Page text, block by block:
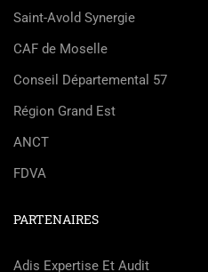
Saint-Avold Synergie
CAF de Moselle
Conseil Départemental 57
Région Grand Est
ANCT
FDVA
PARTENAIRES
Adis Expertise Et Audit